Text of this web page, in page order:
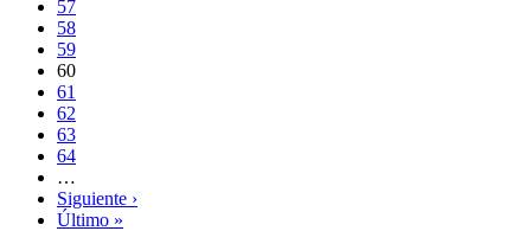
57
58
59
60
61
62
63
64
…
Siguiente ›
Último »